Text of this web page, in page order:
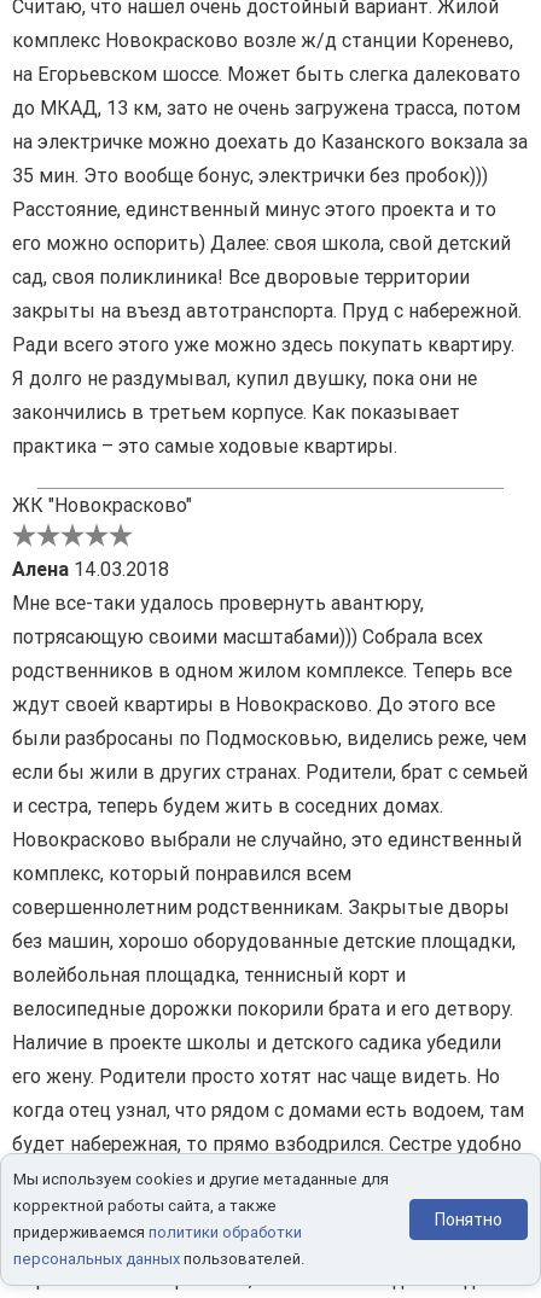
Считаю, что нашел очень достойный вариант. Жилой
комплекс Новокрасково возле ж/д станции Коренево,
на Егорьевском шоссе. Может быть слегка далековато
до МКАД, 13 км, зато не очень загружена трасса, потом
на электричке можно доехать до Казанского вокзала за
35 мин. Это вообще бонус, электрички без пробок)))
Расстояние, единственный минус этого проекта и то
его можно оспорить) Далее: своя школа, свой детский
сад, своя поликлиника! Все дворовые территории
закрыты на въезд автотранспорта. Пруд с набережной.
Ради всего этого уже можно здесь покупать квартиру.
Я долго не раздумывал, купил двушку, пока они не
закончились в третьем корпусе. Как показывает
практика – это самые ходовые квартиры.
ЖК "Новокрасково"
Алена 14.03.2018
Мне все-таки удалось провернуть авантюру,
потрясающую своими масштабами))) Собрала всех
родственников в одном жилом комплексе. Теперь все
ждут своей квартиры в Новокрасково. До этого все
были разбросаны по Подмосковью, виделись реже, чем
если бы жили в других странах. Родители, брат с семьей
и сестра, теперь будем жить в соседних домах.
Новокрасково выбрали не случайно, это единственный
комплекс, который понравился всем
совершеннолетним родственникам. Закрытые дворы
без машин, хорошо оборудованные детские площадки,
волейбольная площадка, теннисный корт и
велосипедные дорожки покорили брата и его детвору.
Наличие в проекте школы и детского садика убедили
его жену. Родители просто хотят нас чаще видеть. Но
когда отец узнал, что рядом с домами есть водоем, там
будет набережная, то прямо взбодрился. Сестре удобно
на электричке добираться до Москвы. 35 минут до
Казанского вокзала. На автобусах дольше, конечно, но
зато на разные станции метро ходят: Жулебино,
Мы используем cookies и другие метаданные для
корректной работы сайта, а также
придерживаемся политики обработки
персональных данных пользователей.
Понятно